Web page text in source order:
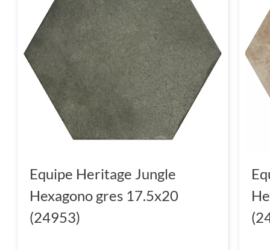
Equipe Heritage Jungle
Hexagono gres 17.5x20
(24953)